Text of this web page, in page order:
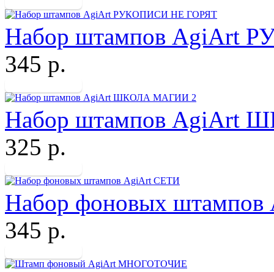
Набор штампов AgiArt
345 р.
Набор штампов AgiArt
325 р.
Набор фоновых
345 р.